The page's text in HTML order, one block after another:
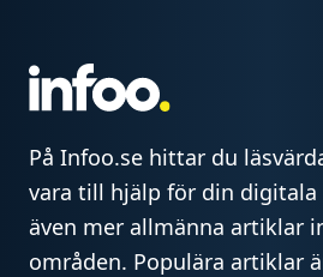
På Infoo.se hittar du
vara till hjälp för din digitala
även mer allmänna artiklar
områden. Populära artiklar